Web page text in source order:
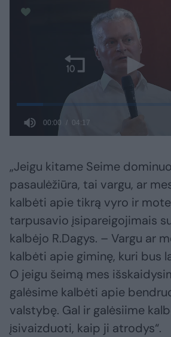
„Jeigu kitame Seime
pasaulėžiūra, tai vargu, ar
kalbėti apie tikrą vyro ir
tarpusavio įsipareigojimais
kalbėjo R.Dagys. – Vargu ar
kalbėti apie giminę, kuri bus
O jeigu šeimą mes
galėsime kalbėti apie
valstybę. Gal ir galėsiime
įsivaizduoti, kaip ji atrodys“.